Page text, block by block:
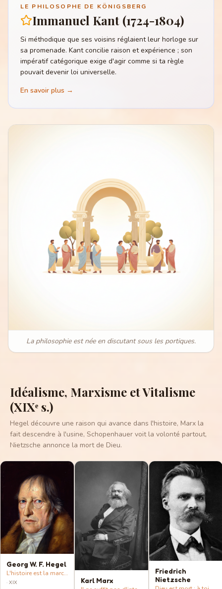
LE PHILOSOPHE DE KÖNIGSBERG
Immanuel Kant (1724-1804)
Si méthodique que ses voisins réglaient leur horloge sur
sa promenade. Kant concilie raison et expérience ; son
impératif catégorique exige d'agir comme si ta règle
pouvait devenir loi universelle.
En savoir plus →
La philosophie est née en discutant sous les portiques.
Idéalisme, Marxisme et Vitalisme
(XIXᵉ s.)
Hegel découvre une raison qui avance dans l'histoire, Marx la
fait descendre à l'usine, Schopenhauer voit la volonté partout,
Nietzsche annonce la mort de Dieu.
Georg W. F. Hegel
L'histoire est la marche d'une raison qui se connaît elle-même.
· XIX Karl Marx
Friedrich
Nietzsche